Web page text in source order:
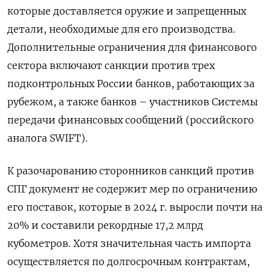
которые доставляется оружие и запрещенных
детали, необходимые для его производства.
Дополнительные ограничения для финансового
сектора включают санкции против трех
подконтрольных России банков, работающих за
рубежом, а также банков – участников Системы
передачи финансовых сообщений (российского
аналога SWIFT).
К разочарованию сторонников санкций против
СПГ документ не содержит мер по ограничению
его поставок, которые в 2024 г. выросли почти на
20% и составили рекордные 17,2 млрд
кубометров. Хотя значительная часть импорта
осуществляется по долгосрочным контрактам,